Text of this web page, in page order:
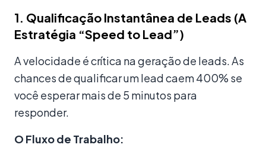
1. Qualificação Instantânea de Leads (A
Estratégia “Speed to Lead”)
A velocidade é crítica na geração de leads. As
chances de qualificar um lead caem 400% se
você esperar mais de 5 minutos para
responder.
O Fluxo de Trabalho: